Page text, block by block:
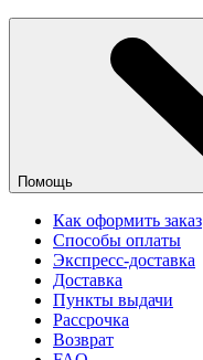
Помощь
Как оформить заказ
Способы оплаты
Экспресс-доставка
Доставка
Пункты выдачи
Рассрочка
Возврат